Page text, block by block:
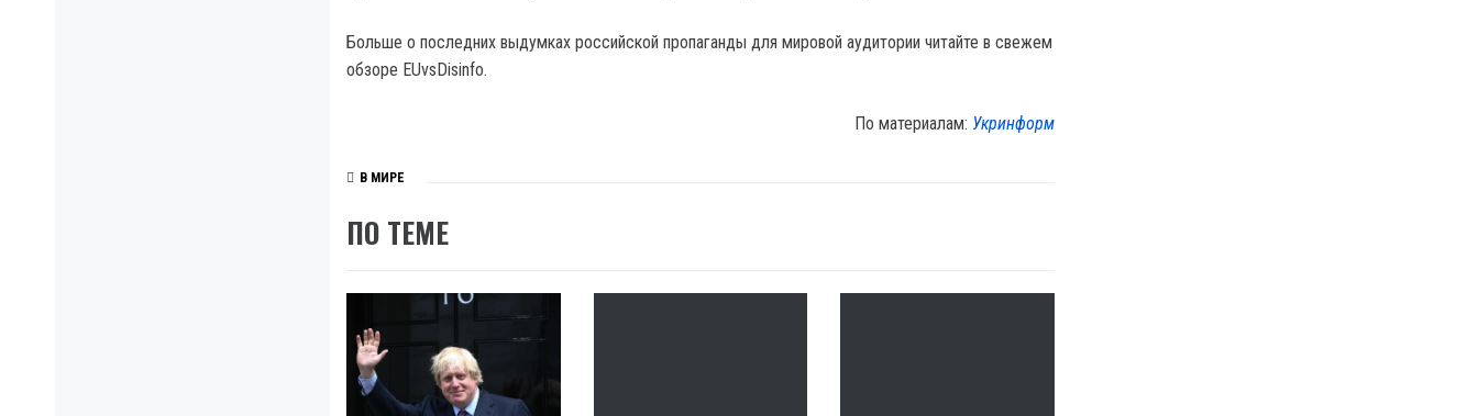
Больше о последних выдумках российской пропаганды для мировой аудитории читайте в свежем
обзоре EUvsDisinfo.
По материалам: Укринформ
В МИРЕ
ПО ТЕМЕ